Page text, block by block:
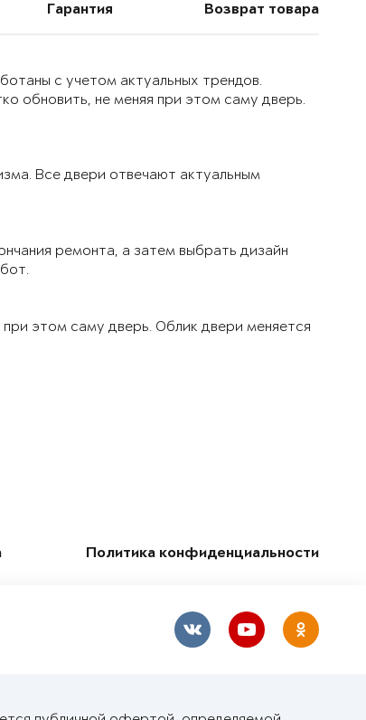
Гарантия Возврат товара
с учетом актуальных трендов.
обновить, не меняя при этом саму дверь.
Все двери отвечают актуальным
ремонта, а затем выбрать дизайн
при этом саму дверь. Облик двери меняется
Политика конфиденциальности